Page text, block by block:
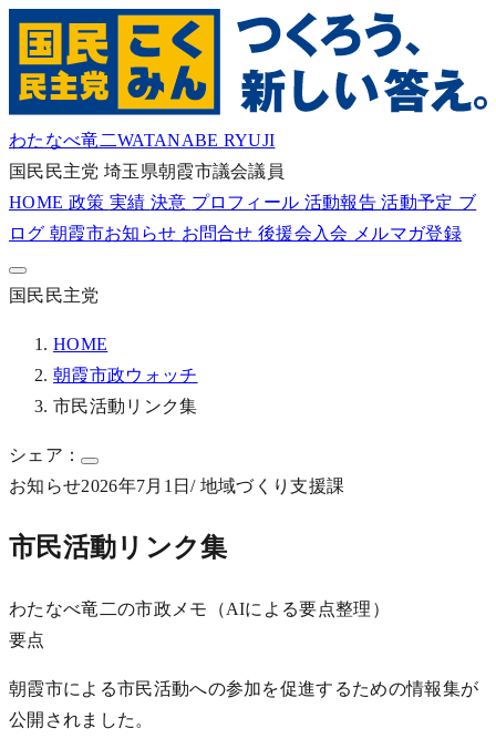
わたなべ竜二WATANABE RYUJI
国民民主党 埼玉県朝霞市議会議員
HOME 政策 実績 決意 プロフィール 活動報告活動予定 ブ
ログ 朝霞市お知らせ お問合せ後援会入会 メルマガ登録
国民民主党
HOME
朝霞市政ウォッチ
市民活動リンク集
シェア：
お知らせ2026年7月1日/ 地域づくり支援課
市民活動リンク集
わたなべ竜二の市政メモ（AIによる要点整理）
要点
朝霞市による市民活動への参加を促進するための情報集が
公開されました。